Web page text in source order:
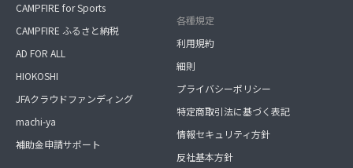
CAMPFIRE for Sports
CAMPFIRE ふるさと納税
AD FOR ALL
HIOKOSHI
JFAクラウドファンディング
machi-ya
補助金申請サポート
各種規定
利用規約
細則
プライバシーポリシー
特定商取引法に基づく表記
情報セキュリティ方針
反社基本方針